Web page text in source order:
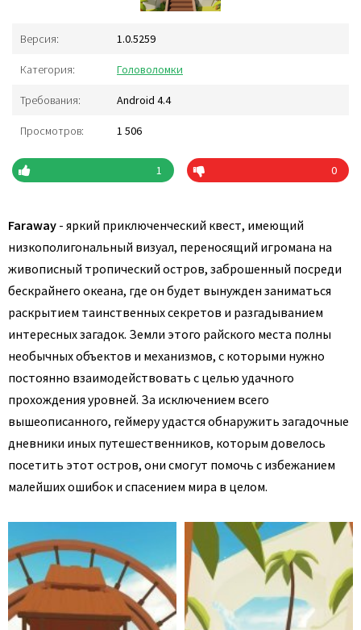
Версия: 1.0.5259
Категория: Головоломки
Требования: Android 4.4
Просмотров: 1 506
1 0
Faraway - яркий приключенческий квест, имеющий
низкополигональный визуал, переносящий игромана на
живописный тропический остров, заброшенный посреди
бескрайнего океана, где он будет вынужден заниматься
раскрытием таинственных секретов и разгадыванием
интересных загадок. Земли этого райского места полны
необычных объектов и механизмов, с которыми нужно
постоянно взаимодействовать с целью удачного
прохождения уровней. За исключением всего
вышеописанного, геймеру удастся обнаружить загадочные
дневники иных путешественников, которым довелось
посетить этот остров, они смогут помочь с избежанием
малейших ошибок и спасением мира в целом.